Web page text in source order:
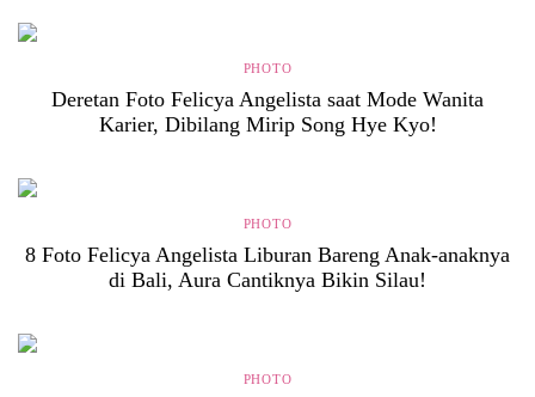
PHOTO
Deretan Foto Felicya Angelista saat Mode Wanita
Karier, Dibilang Mirip Song Hye Kyo!
PHOTO
8 Foto Felicya Angelista Liburan Bareng Anak-anaknya
di Bali, Aura Cantiknya Bikin Silau!
PHOTO